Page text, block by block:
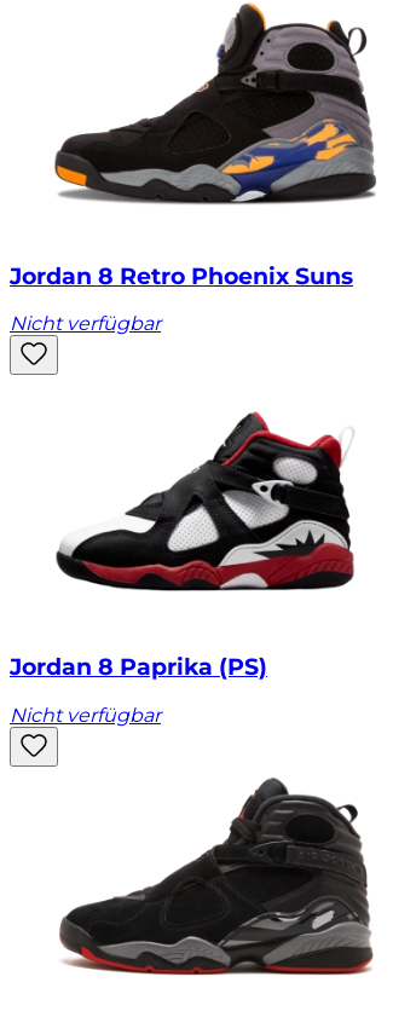
Jordan 8 Retro Phoenix Suns
Nicht verfügbar
Jordan 8 Paprika (PS)
Nicht verfügbar